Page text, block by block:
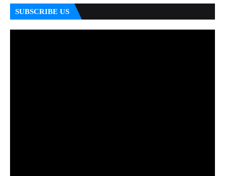
SUBSCRIBE US